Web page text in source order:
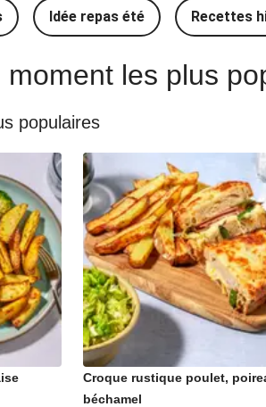
Idée repas été Recettes
moment les plus
populaires
Croque rustique poulet,
béchamel